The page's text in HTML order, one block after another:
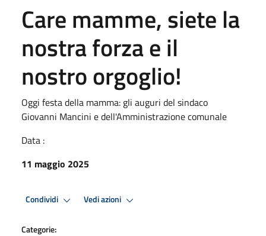
Care mamme, siete la
nostra forza e il
nostro orgoglio!
Oggi festa della mamma: gli auguri del sindaco
Giovanni Mancini e dell'Amministrazione comunale
Data :
11 maggio 2025
Condividi Vedi azioni
Categorie: